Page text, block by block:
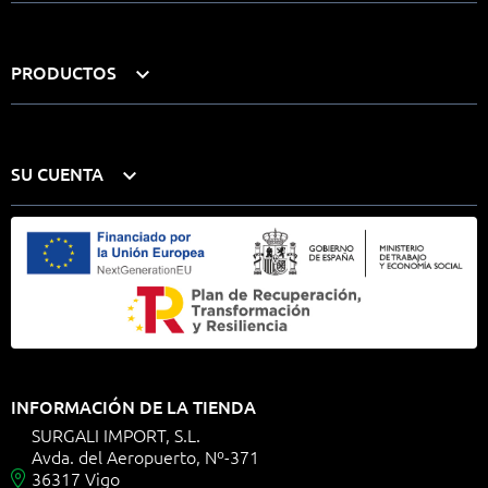
PRODUCTOS 
SU CUENTA 
INFORMACIÓN DE LA TIENDA

SURGALI IMPORT, S.L.
Avda. del Aeropuerto, Nº-371
36317 Vigo